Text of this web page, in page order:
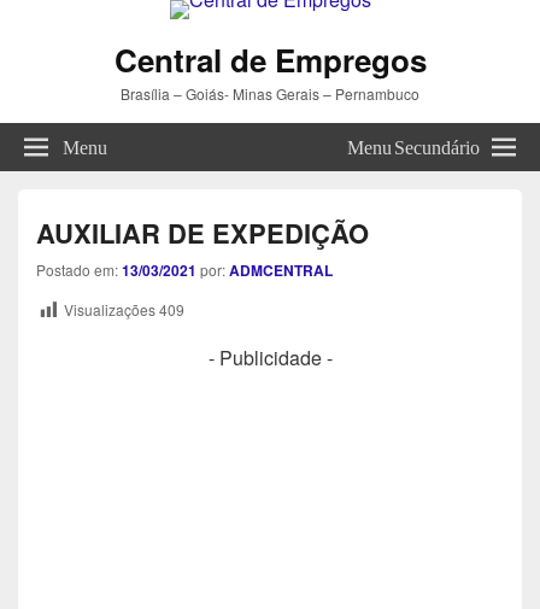
Central de Empregos
Brasília – Goiás- Minas Gerais – Pernambuco
Menu Menu Secundário
AUXILIAR DE EXPEDIÇÃO
Postado em:13/03/2021 por:ADMCENTRAL
Visualizações409
- Publicidade -